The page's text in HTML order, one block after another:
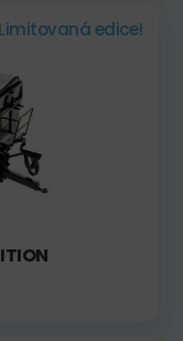
Limitovaná edice!